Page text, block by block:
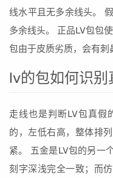
线水平且无多余线头。
多余线头。 正品LV包包
包由于皮质劣质，会有刺
lv的包如何识别
走线也是判断LV包真假
的，左低右高，整体排
紧。 五金是LV包的另一
刻字深浅完全一致；而